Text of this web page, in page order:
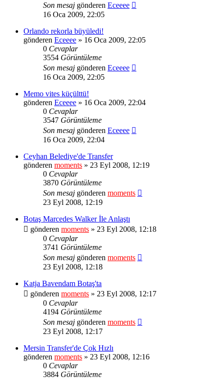
Son mesaj gönderen Eceeee
16 Oca 2009, 22:05
Orlando rekorla büyüledi!
gönderen Eceeee » 16 Oca 2009, 22:05
0 Cevaplar
3554 Görüntüleme
Son mesaj gönderen Eceeee
16 Oca 2009, 22:05
Memo vites küçülttü!
gönderen Eceeee » 16 Oca 2009, 22:04
0 Cevaplar
3547 Görüntüleme
Son mesaj gönderen Eceeee
16 Oca 2009, 22:04
Ceyhan Belediye'de Transfer
gönderen moments » 23 Eyl 2008, 12:19
0 Cevaplar
3870 Görüntüleme
Son mesaj gönderen moments
23 Eyl 2008, 12:19
Botaş Marcedes Walker İle Anlaştı
gönderen moments » 23 Eyl 2008, 12:18
0 Cevaplar
3741 Görüntüleme
Son mesaj gönderen moments
23 Eyl 2008, 12:18
Katja Bavendam Botaş'ta
gönderen moments » 23 Eyl 2008, 12:17
0 Cevaplar
4194 Görüntüleme
Son mesaj gönderen moments
23 Eyl 2008, 12:17
Mersin Transfer'de Çok Hızlı
gönderen moments » 23 Eyl 2008, 12:16
0 Cevaplar
3884 Görüntüleme